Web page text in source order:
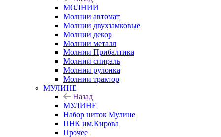
МОЛНИИ
Молнии автомат
Молнии двухзамковые
Молнии декор
Молнии металл
Молнии Прибалтика
Молнии спираль
Молнии рулонка
Молнии трактор
МУЛИНЕ
Назад
МУЛИНЕ
Набор ниток Мулине
ПНК им.Кирова
Прочее